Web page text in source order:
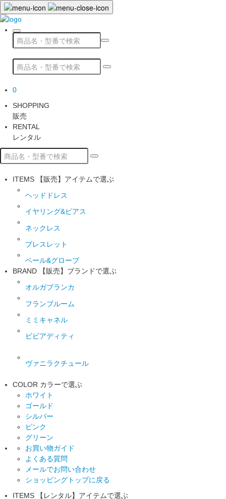
0
SHOPPING
販売
RENTAL
レンタル
ITEMS 【販売】アイテムで選ぶ
ヘッドドレス
イヤリング&ピアス
ネックレス
ブレスレット
ベール&グローブ
BRAND
【販売】ブランドで選ぶ
オルガブランカ
フランブルーム
ミミキャネル
ビビアディティ
ヴァニラクチュール
COLOR カラーで選ぶ
ホワイト
ゴールド
シルバー
ピンク
グリーン
お買い物ガイド
よくある質問
メールでお問い合わせ
ショッピングトップに戻る
ITEMS
【レンタル】アイテムで選ぶ